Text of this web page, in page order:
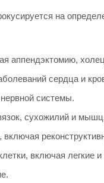
на
аппендэктомию,
сердца и
нервной системы.
сухожилий и
включая легкие и